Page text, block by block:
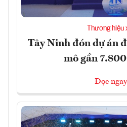
Thương hiệu
Tây Ninh đón dự án
mô gần
Đọc ngay